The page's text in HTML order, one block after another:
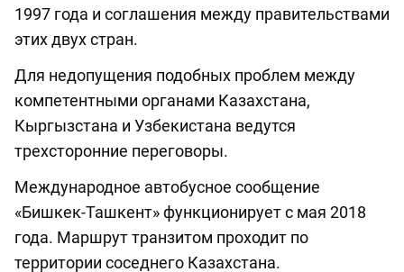
1997 года и соглашения между правительствами
этих двух стран.
Для недопущения подобных проблем между
компетентными органами Казахстана,
Кыргызстана и Узбекистана ведутся
трехсторонние переговоры.
Международное автобусное сообщение
«Бишкек-Ташкент» функционирует с мая 2018
года. Маршрут транзитом проходит по
территории соседнего Казахстана.